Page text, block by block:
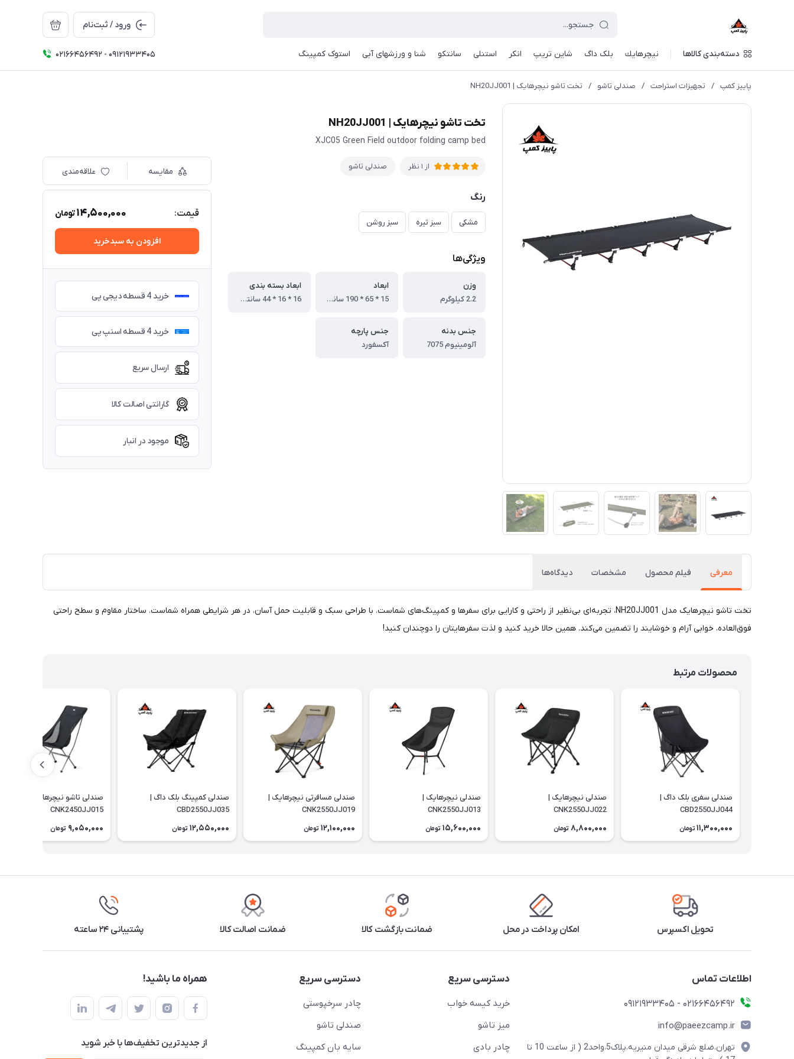
ورود / ثبت‌نام
دسته‌بندی کالاها نيچرهايك بلک داگ شاین تریپ انکر استنلی سانتکو شنا و ورزشهای آبی استوک کمپینگ 02166456492 - 09121933405
پاییز کمپ / تجهیزات استراحت / صندلی تاشو / تخت تاشو نیچرهایک | NH20JJ001
تخت تاشو نیچرهایک | NH20JJ001
XJC05 Green Field outdoor folding camp bed
از 1 نظر صندلی تاشو
رنگ
مشکی سبز تیره سبز روشن
ویژگی‌ها
وزن
2.2 کیلوگرم
ابعاد
15 * 65 * 190 سانتیمتر
ابعاد بسته بندی
16 * 16 * 44 سانتیمتر
جنس بدنه
آلومینیوم 7075
جنس پارچه
آکسفورد
مقایسه علاقه‌مندی
قیمت: 14,500,000تومان
افزودن به سبدخرید
خرید 4 قسطه دیجی پی
خرید 4 قسطه اسنپ پی
ارسال سریع
گارانتی اصالت کالا
موجود در انبار
معرفی فیلم محصول مشخصات دیدگاه‌ها
تخت تاشو نیچرهایک مدل NH20JJ001، تجربه‌ای بی‌نظیر از راحتی و کارایی برای سفرها و کمپینگ‌های شماست. با طراحی سبک و قابلیت حمل آسان، در هر شرایطی همراه شماست. ساختار مقاوم و سطح راحتی
فوق‌العاده، خوابی آرام و خوشایند را تضمین می‌کند. همین حالا خرید کنید و لذت سفرهایتان را دوچندان کنید!
محصولات مرتبط
صندلی سفری بلک داگ |
CBD2550JJ044
11,300,000 تومان
صندلی نیچرهایک |
CNK2550JJ022
8,800,000 تومان
صندلی نیچرهایک |
CNK2550JJ013
15,600,000 تومان
صندلی مسافرتی نیچرهایک |
CNK2550JJ019
12,100,000 تومان
صندلی کمپینگ بلک داگ |
CBD2550JJ035
12,550,000 تومان
صندلی تاشو نیچرهایک |
CNK2450JJ015
9,050,000 تومان
تحویل اکسپرس امکان پرداخت در محل ضمانت بازگشت کالا ضمانت اصالت کالا پشتیبانی ۲۴ ساعته
اطلاعات تماس
02166456492 - 09121933405
info@paeezcamp.ir
تهران،ضلع شرقی میدان منیریه،پلاک5،واحد2 ( از ساعت 10 تا
دسترسی سریع
خرید کیسه خواب
میز تاشو
چادر بادی
دسترسی سریع
چادر سرخپوستی
صندلی تاشو
سایه بان کمپینگ
همراه ما باشید!
از جدید‌ترین تخفیف‌ها با‌ خبر شوید